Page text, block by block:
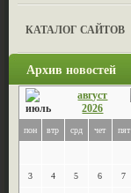
КАТАЛОГ САЙТОВ
Архив новостей
август
2026
пон втр срд чет пят
3 4 5 6 7